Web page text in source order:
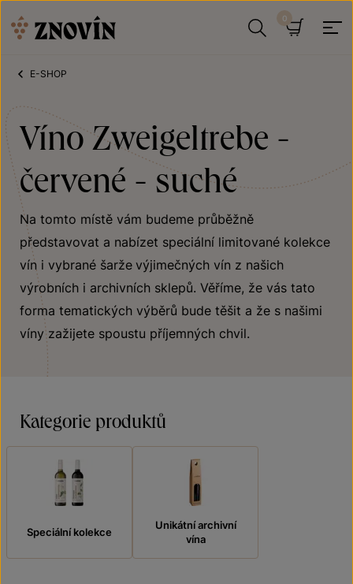
E-SHOP
Víno Zweigeltrebe -
červené - suché
Na tomto místě vám budeme průběžně
představovat a nabízet speciální limitované kolekce
vín i vybrané šarže výjimečných vín z našich
výrobních i archivních sklepů. Věříme, že vás tato
forma tematických výběrů bude těšit a že s našimi
víny zažijete spoustu příjemných chvil.
Kategorie produktů
Speciální kolekce
Unikátní archivní
vína